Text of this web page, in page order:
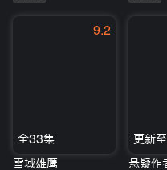
9.2
全33集
雪域雄鹰
更新
悬疑作